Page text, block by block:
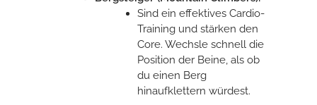
Sind ein effektives Cardio-
Training und stärken den
Core. Wechsle schnell die
Position der Beine, als ob
du einen Berg
hinaufklettern würdest.